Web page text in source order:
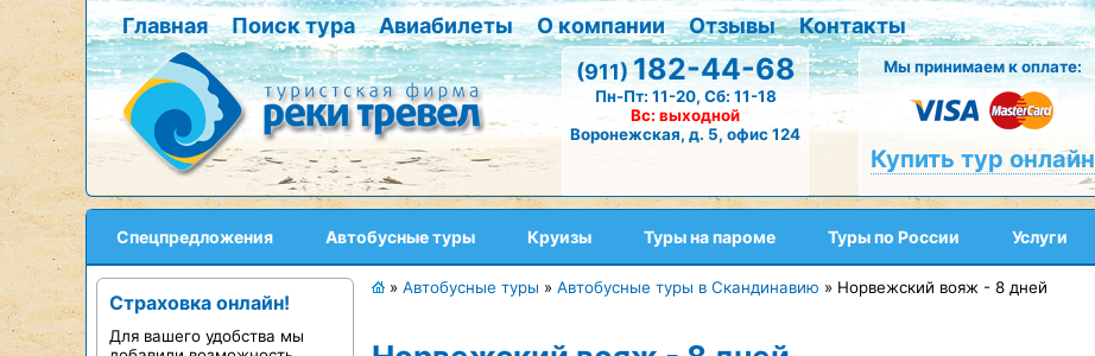
Главная Поиск тура Авиабилеты О компании Отзывы
Контакты
(911)182-44-68
Пн-Пт: 11-20, Сб: 11-18
Вс: выходной
Воронежская, д. 5, офис 124
Мы принимаем к оплате:
Купить тур онлайн
Спецпредложения Автобусные туры Круизы Туры на пароме Туры по России Услуги
Страховка онлайн!
Для вашего удобства мы
» Автобусные туры » Автобусные туры в Скандинавию » Норвежский вояж - 8 дней